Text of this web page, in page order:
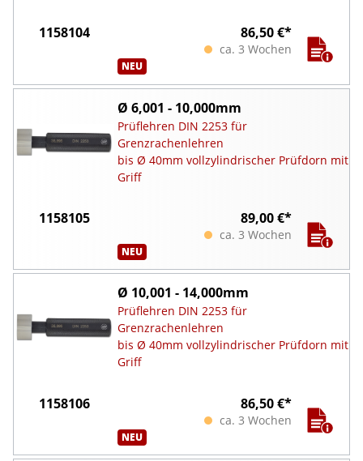
1158104 86,50 €*
ca. 3 Wochen
NEU
Ø 6,001 - 10,000mm
Prüflehren DIN 2253 für
Grenzrachenlehren
bis Ø 40mm vollzylindrischer Prüfdorn mit
Griff
1158105 89,00 €*
ca. 3 Wochen
NEU
Ø 10,001 - 14,000mm
Prüflehren DIN 2253 für
Grenzrachenlehren
bis Ø 40mm vollzylindrischer Prüfdorn mit
Griff
1158106 86,50 €*
ca. 3 Wochen
NEU